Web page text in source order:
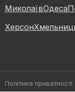
МиколаївОдеса
Херсон
Політика приватності